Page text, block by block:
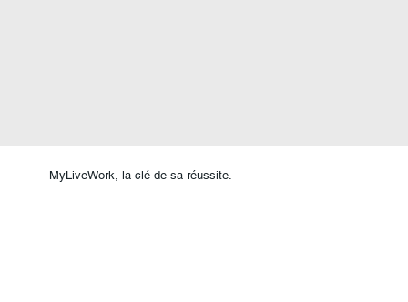
MyLiveWork, la clé de sa réussite.